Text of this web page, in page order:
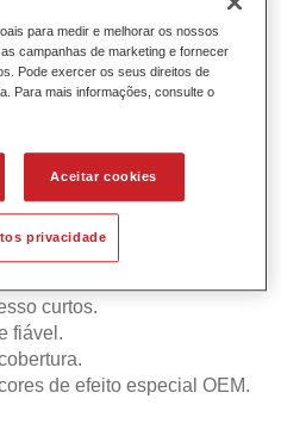
para utilização com
TEC 480, um inovador
Este sistema de mistura
efeito necessárias para a
veículos automóveis de
curtos.
fiável.
de efeito especial OEM.
para medir e melhorar os nossos
campanhas de marketing e fornecer
Pode exercer os seus direitos de
Para mais informações, consulte o
Aceitar cookies
privacidade